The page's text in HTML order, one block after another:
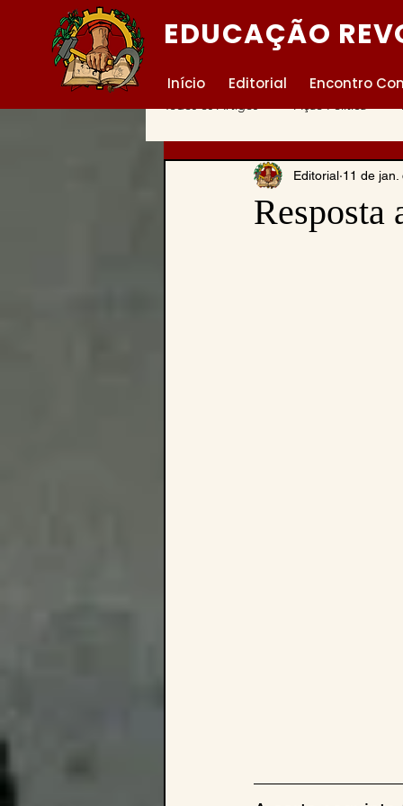
América Latina Anarquismo
Resposta
Editorial 11 de jan.
EDUCAÇÃO
Início Editorial Encontro